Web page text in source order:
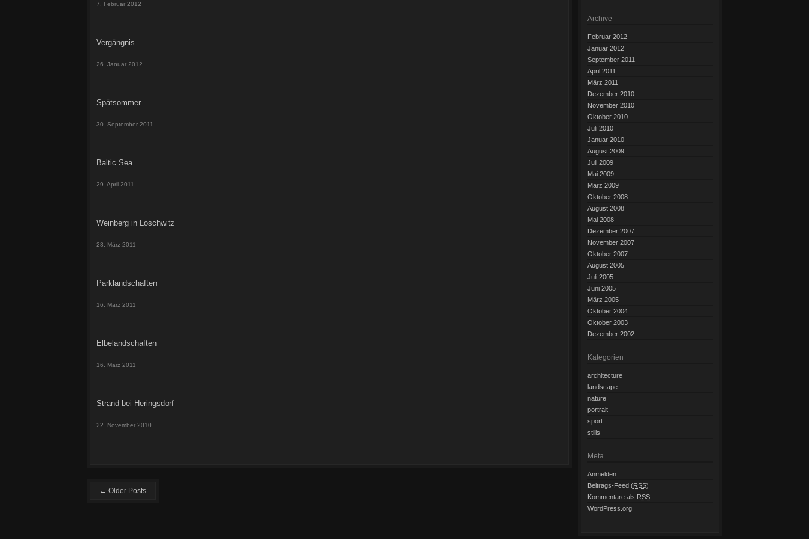
7. Februar 2012
Vergängnis
26. Januar 2012
Spätsommer
30. September 2011
Baltic Sea
29. April 2011
Weinberg in Loschwitz
28. März 2011
Parklandschaften
16. März 2011
Elbelandschaften
16. März 2011
Strand bei Heringsdorf
22. November 2010
← Older Posts
Archive
Februar 2012
Januar 2012
September 2011
April 2011
März 2011
Dezember 2010
November 2010
Oktober 2010
Juli 2010
Januar 2010
August 2009
Juli 2009
Mai 2009
März 2009
Oktober 2008
August 2008
Mai 2008
Dezember 2007
November 2007
Oktober 2007
August 2005
Juli 2005
Juni 2005
März 2005
Oktober 2004
Oktober 2003
Dezember 2002
Kategorien
architecture
landscape
nature
portrait
sport
stills
Meta
Anmelden
Beitrags-Feed (RSS)
Kommentare als RSS
WordPress.org